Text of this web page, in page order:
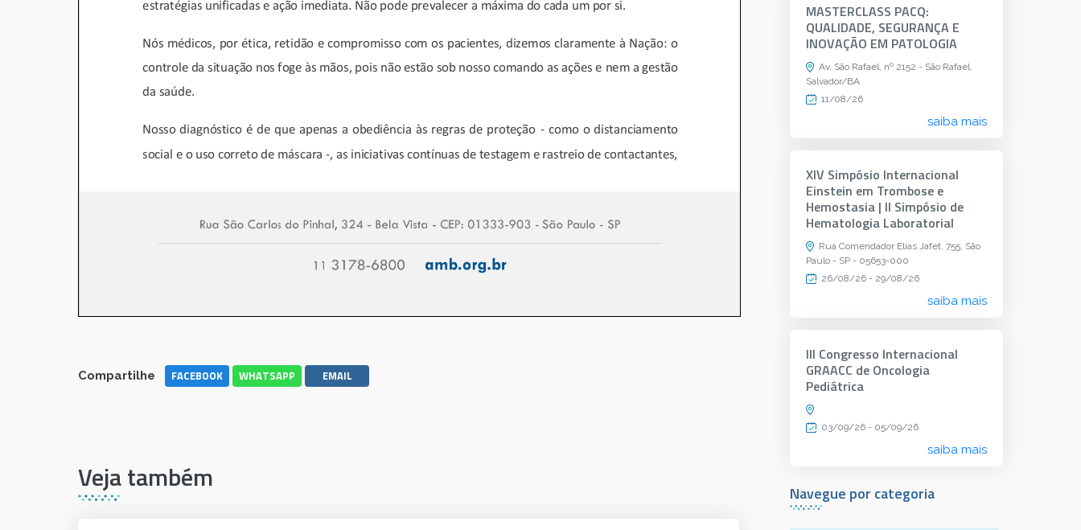
Compartilhe FACEBOOK WHATSAPP EMAIL
Veja também Navegue por categoria
MASTERCLASS PACQ:
QUALIDADE, SEGURANÇA E
INOVAÇÃO EM PATOLOGIA
Av. São Rafael, nº 2152 - São Rafael,
Salvador/BA
11/08/26
saiba mais
XIV Simpósio Internacional
Einstein em Trombose e
Hemostasia | II Simpósio de
Hematologia Laboratorial
Rua Comendador Elias Jafet, 755, São
Paulo - SP - 05653-000
26/08/26 - 29/08/26
saiba mais
III Congresso Internacional
GRAACC de Oncologia
Pediátrica
03/09/26 - 05/09/26
saiba mais